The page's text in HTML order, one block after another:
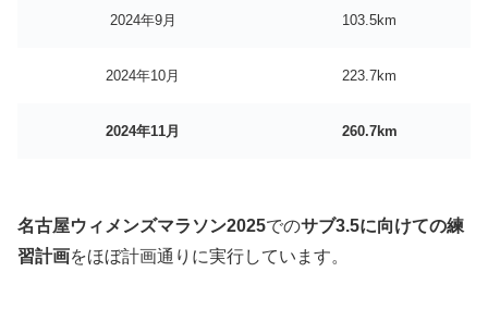
2024年9月 103.5km
2024年10月 223.7km
2024年11月 260.7km
名古屋ウィメンズマラソン2025でのサブ3.5に向けての練
習計画をほぼ計画通りに実行しています。